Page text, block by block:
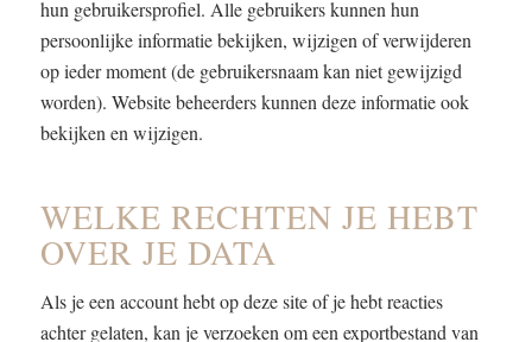
hun gebruikersprofiel. Alle gebruikers kunnen hun
persoonlijke informatie bekijken, wijzigen of verwijderen
op ieder moment (de gebruikersnaam kan niet gewijzigd
worden). Website beheerders kunnen deze informatie ook
bekijken en wijzigen.
WELKE RECHTEN JE HEBT
OVER JE DATA
Als je een account hebt op deze site of je hebt reacties
achter gelaten, kan je verzoeken om een exportbestand van